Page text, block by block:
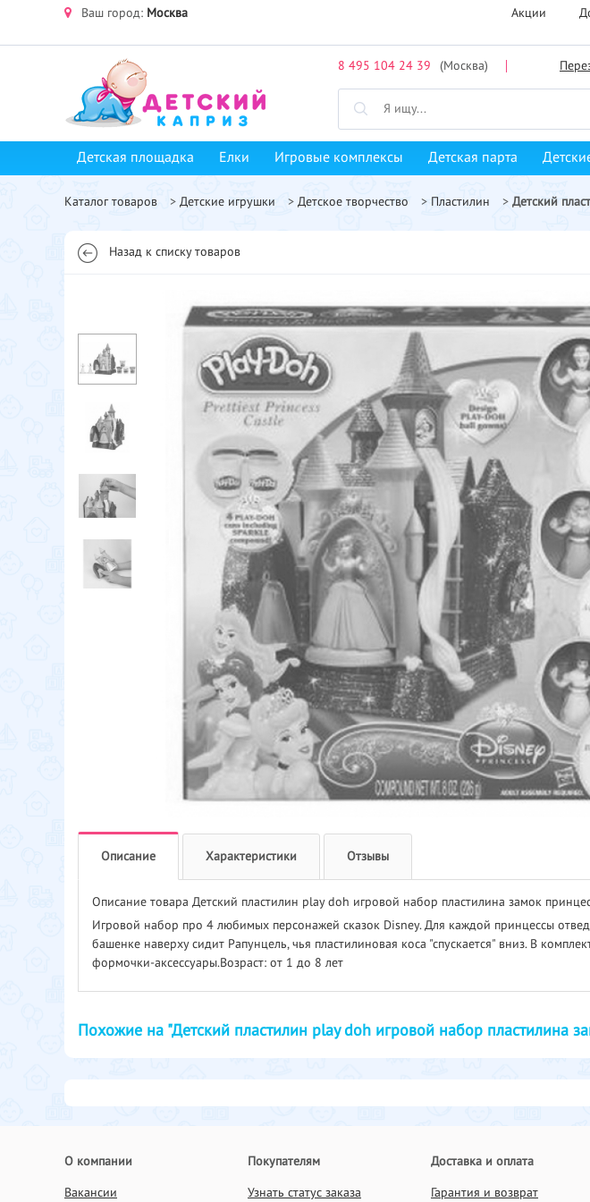
Ваш город: Москва Акции
8 495 104 24 39 (Москва)
Детская площадка Елки Игровые комплексы Детская парта
Каталог товаров > Детские игрушки > Детское творчество > Пластилин > Детский
Назад к списку товаров
Описание Характеристики Отзывы
Описание товара Детский пластилин play doh игровой набор пластилина замок
Игровой набор про 4 любимых персонажей сказок Disney. Для каждой принцессы
башенке наверху сидит Рапунцель, чья пластилиновая коса "спускается" вниз. В
формочки-аксессуары.Возраст: от 1 до 8 лет
Похожие на "Детский пластилин play doh игровой набор пластилина
О компании
Вакансии
Покупателям
Узнать статус заказа
Доставка и оплата
Гарантия и возврат